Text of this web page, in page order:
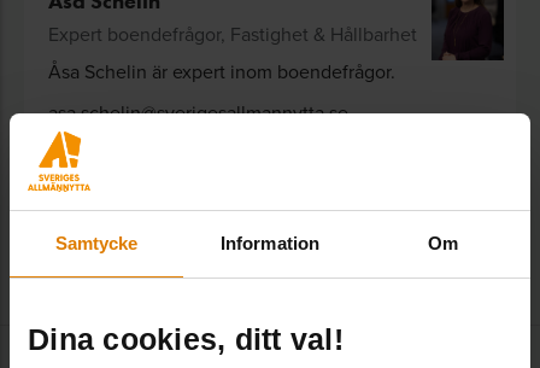
Samtycke Information Om
Dina cookies, ditt val!
Expert boendefrågor, Fastighet & Hållbarhet
Åsa Schelin är expert inom boendefrågor.
asa.schelin@sverigesallmannytta.se
08-406 56 30